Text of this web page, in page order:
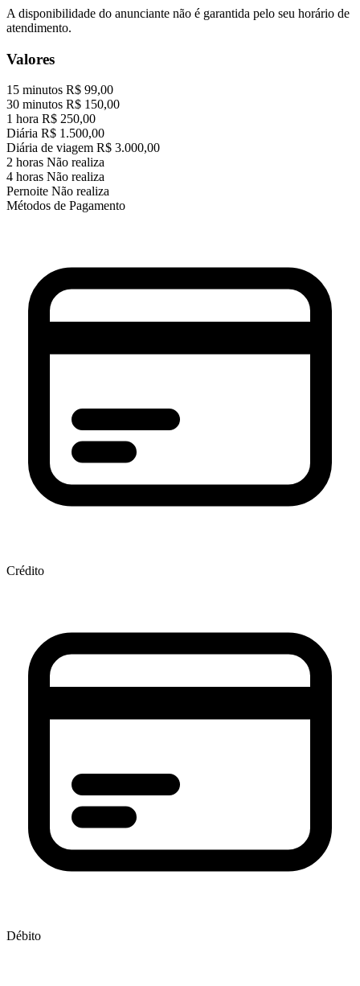
A disponibilidade do anunciante não é garantida pelo seu horário de
atendimento.
Valores
15 minutos R$ 99,00
30 minutos R$ 150,00
1 hora R$ 250,00
Diária R$ 1.500,00
Diária de viagem R$ 3.000,00
2 horas Não realiza
4 horas Não realiza
Pernoite Não realiza
Métodos de Pagamento
Crédito
Débito